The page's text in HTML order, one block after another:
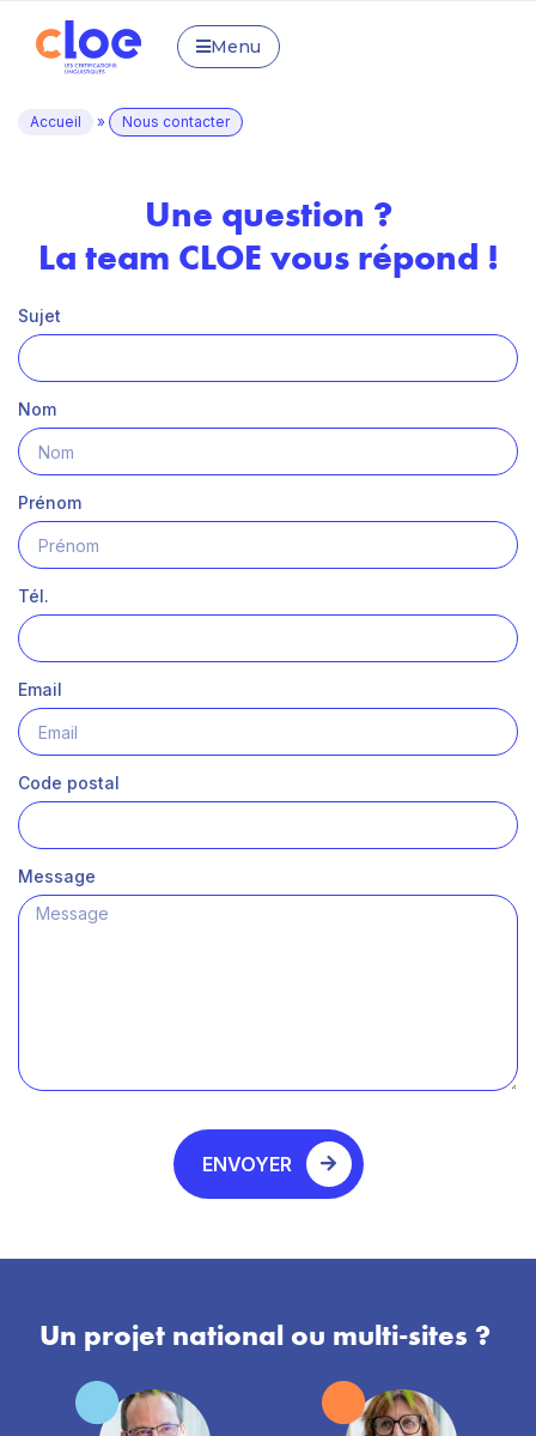
Menu
Accueil » Nous contacter
Une question ?
La team CLOE vous répond !
Sujet
Nom
Prénom
Tél.
Email
Code postal
Message
ENVOYER
Un projet national ou multi-sites ?